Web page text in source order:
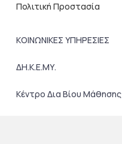
Πολιτική Προστασία
ΚΟΙΝΩΝΙΚΕΣ ΥΠΗΡΕΣΙΕΣ
ΔΗ.Κ.Ε.ΜΥ.
Κέντρο Δια Βίου Μάθησης